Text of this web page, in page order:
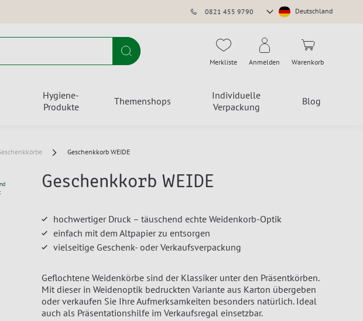
0821 455 9790
Store
Deutschland
Suche Merkliste Anmelden Warenkorb
Hygiene-
Produkte
Themenshops
Individuelle
Verpackung
Blog
Geschenkkorb WEIDE
Geschenkkorb WEIDE
hochwertiger Druck – täuschend echte Weidenkorb-Optik
einfach mit dem Altpapier zu entsorgen
vielseitige Geschenk- oder Verkaufsverpackung
Geflochtene Weidenkörbe sind der Klassiker unter den Präsentkörben.
Mit dieser in Weidenoptik bedruckten Variante aus Karton übergeben
oder verkaufen Sie Ihre Aufmerksamkeiten besonders natürlich. Ideal
auch als Präsentationshilfe im Verkaufsregal einsetzbar.